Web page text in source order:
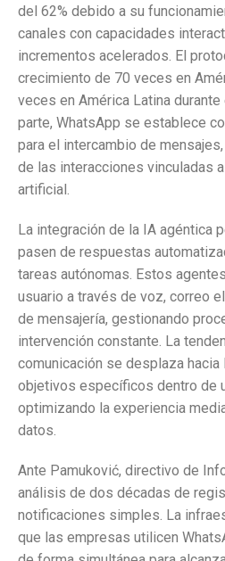
del 62% debido a su
canales con capacidades
incrementos acelerados. El
crecimiento de 70 veces en
veces en América Latina
parte, WhatsApp se establece
para el intercambio de
de las interacciones vinculadas
artificial.
La integración de la IA agéntica
pasen de respuestas
tareas autónomas. Estos
usuario a través de voz, correo
de mensajería, gestionando
intervención constante. La
comunicación se desplaza hacia
objetivos específicos dentro de
optimizando la experiencia
datos.
Ante Pamuković, directivo de
análisis de dos décadas de
notificaciones simples. La
que las empresas utilicen